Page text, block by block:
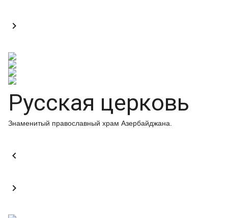

Русская церковь
Знаменитый православный храм Азербайджана.

